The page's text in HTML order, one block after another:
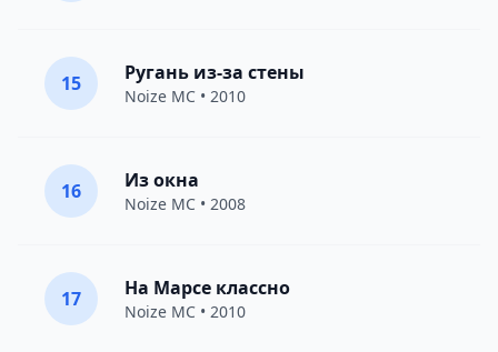
15 Ругань из-за стены
Noize MC • 2010
16 Из окна
Noize MC • 2008
17 На Марсе классно
Noize MC • 2010